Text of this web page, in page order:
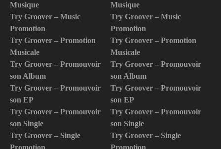
Musique
Try Groover – Music
Promotion
Try Groover – Promotion
Musicale
Try Groover – Promouvoir
son Album
Try Groover – Promouvoir
son EP
Try Groover – Promouvoir
son Single
Try Groover – Single
Musique
Try Groover – Music
Promotion
Try Groover – Promotion
Musicale
Try Groover – Promouvoir
son Album
Try Groover – Promouvoir
son EP
Try Groover – Promouvoir
son Single
Try Groover – Single